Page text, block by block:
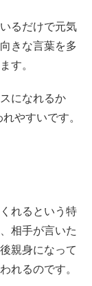
るだけで元気
きな言葉を多
す。
になれるか
やすいです。
れるという特
相手が言いた
親身になって
れるのです。